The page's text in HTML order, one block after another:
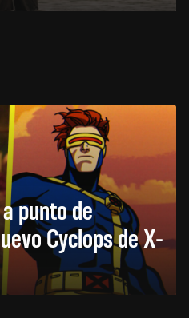
punto de
Cyclops de X-